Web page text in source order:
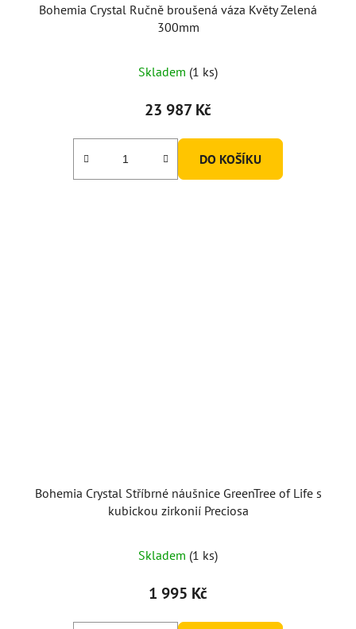
Bohemia Crystal Ručně broušená váza Květy Zelená
300mm
Skladem (1 ks)
23 987 Kč
DO KOŠÍKU
Bohemia Crystal Stříbrné náušnice GreenTree of Life s
kubickou zirkonií Preciosa
Skladem (1 ks)
1 995 Kč